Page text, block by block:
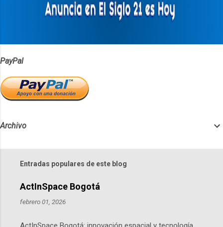
PayPal
Archivo
Entradas populares de este blog
ActInSpace Bogotá
febrero 01, 2026